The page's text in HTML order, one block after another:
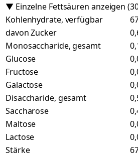
▼ Einzelne Fettsäuren anzeigen
Kohlenhydrate, verfügbar
davon Zucker
Monosaccharide, gesamt
Glucose
Fructose
Galactose
Disaccharide, gesamt
Saccharose
Maltose
Lactose
Stärke